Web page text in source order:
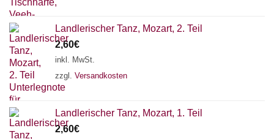
Landlerischer Tanz, Mozart, 2. Teil
2,60€
inkl. MwSt.
zzgl. Versandkosten
Landlerischer Tanz, Mozart, 1. Teil
2,60€
Chat Support
18 SAITEN 21 SAITEN